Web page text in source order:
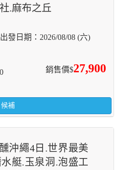
.麻布之丘
2026/08/08 (六)
銷售價$27,900
0
候補
沖繩4日.世界最美
艇.玉泉洞.泡盛工